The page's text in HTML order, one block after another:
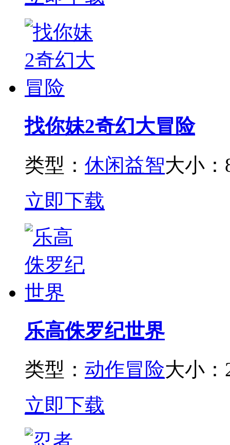
找你妹2奇幻大冒险
类型： 休闲益智大小：
立即下载
乐高侏罗纪世界
类型： 动作冒险大小：
立即下载